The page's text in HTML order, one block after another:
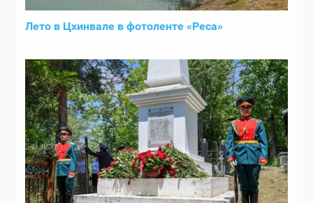
Лето в Цхинвале в фотоленте «Реса»